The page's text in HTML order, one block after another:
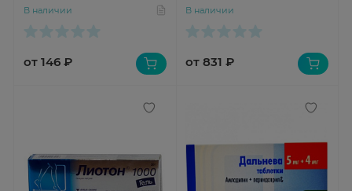
В наличии
от 146 ₽
В наличии
от 831 ₽